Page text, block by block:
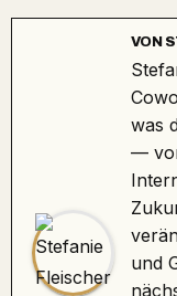
VON
was
—
und